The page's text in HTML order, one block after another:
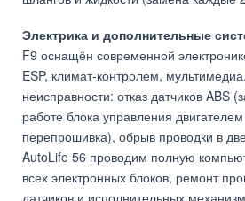
Электрика и дополнительные
F9 оснащён современной
ESP, климат-контролем,
неисправности: отказ датчиков ABS
работе блока управления
перепрошивка), обрыв проводки в
AutoLife 56 проводим полную
всех электронных блоков, ремонт